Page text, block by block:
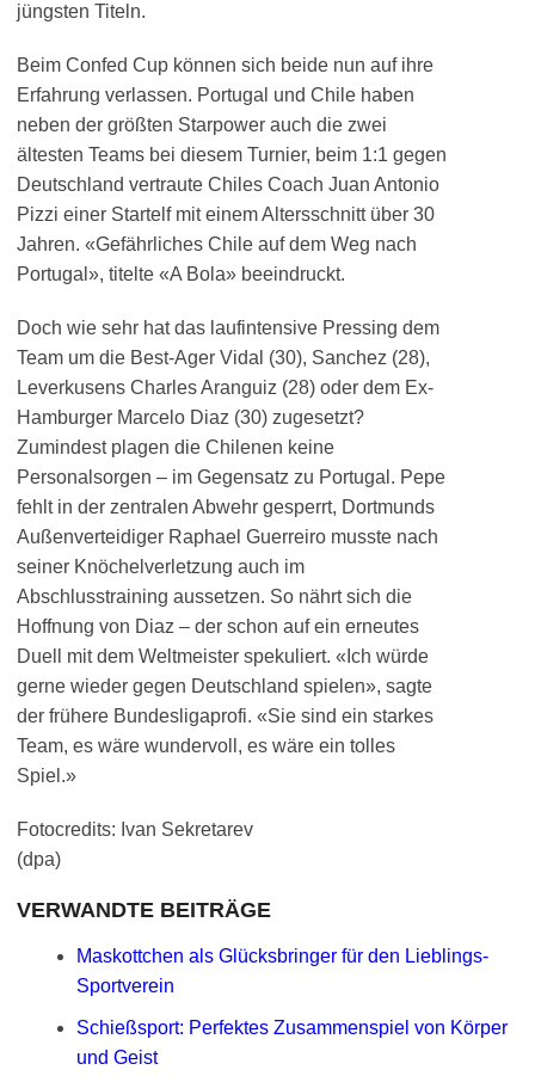
jüngsten Titeln.
Beim Confed Cup können sich beide nun auf ihre
Erfahrung verlassen. Portugal und Chile haben
neben der größten Starpower auch die zwei
ältesten Teams bei diesem Turnier, beim 1:1 gegen
Deutschland vertraute Chiles Coach Juan Antonio
Pizzi einer Startelf mit einem Altersschnitt über 30
Jahren. «Gefährliches Chile auf dem Weg nach
Portugal», titelte «A Bola» beeindruckt.
Doch wie sehr hat das laufintensive Pressing dem
Team um die Best-Ager Vidal (30), Sanchez (28),
Leverkusens Charles Aranguiz (28) oder dem Ex-
Hamburger Marcelo Diaz (30) zugesetzt?
Zumindest plagen die Chilenen keine
Personalsorgen – im Gegensatz zu Portugal. Pepe
fehlt in der zentralen Abwehr gesperrt, Dortmunds
Außenverteidiger Raphael Guerreiro musste nach
seiner Knöchelverletzung auch im
Abschlusstraining aussetzen. So nährt sich die
Hoffnung von Diaz – der schon auf ein erneutes
Duell mit dem Weltmeister spekuliert. «Ich würde
gerne wieder gegen Deutschland spielen», sagte
der frühere Bundesligaprofi. «Sie sind ein starkes
Team, es wäre wundervoll, es wäre ein tolles
Spiel.»
Fotocredits: Ivan Sekretarev
(dpa)
VERWANDTE BEITRÄGE
Maskottchen als Glücksbringer für den Lieblings-
Sportverein
Schießsport: Perfektes Zusammenspiel von Körper
und Geist